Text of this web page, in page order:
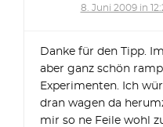
8. Juni 2009 in
Danke für den Tipp.
aber ganz schön
Experimenten. Ich
dran wagen da
mir so ne Feile wohl